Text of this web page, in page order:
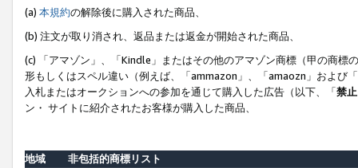
(a) 本規約の解除後に購入された商品、
(b) 注文が取り消され、返品または返金が開始された商品、
(c) 「アマゾン」、「Kindle」またはその他のアマゾン商標（甲の商
形もしくはスペル違い（例えば、「ammazon」、「amaozn」および
入札またはオークションへの参加を通じて購入した広告（以下、「禁
ン・ サイトに紹介されたお客様が購入した商品、
地域
非包括的商標リスト